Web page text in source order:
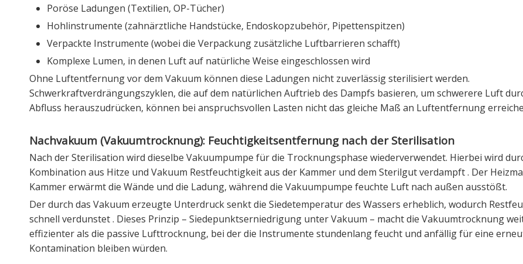
Poröse Ladungen (Textilien, OP-Tücher)
Hohlinstrumente (zahnärztliche Handstücke, Endoskopzubehör, Pipettenspitzen)
Verpackte Instrumente (wobei die Verpackung zusätzliche Luftbarrieren schafft)
Komplexe Lumen, in denen Luft auf natürliche Weise eingeschlossen wird
Ohne Luftentfernung vor dem Vakuum können diese Ladungen nicht zuverlässig sterilisiert werden.
Schwerkraftverdrängungszyklen, die auf dem natürlichen Auftrieb des Dampfs basieren, um schwerere Luft
Abfluss herauszudrücken, können bei anspruchsvollen Lasten nicht das gleiche Maß an Luftentfernung
Nachvakuum (Vakuumtrocknung): Feuchtigkeitsentfernung nach der Sterilisation
Nach der Sterilisation wird dieselbe Vakuumpumpe für die Trocknungsphase wiederverwendet. Hierbei wird
Kombination aus Hitze und Vakuum Restfeuchtigkeit aus der Kammer und dem Sterilgut verdampft. Der
Kammer erwärmt die Wände und die Ladung, während die Vakuumpumpe feuchte Luft nach außen ausstößt.
Der durch das Vakuum erzeugte Unterdruck senkt die Siedetemperatur des Wassers erheblich, wodurch
schnell verdunstet. Dieses Prinzip – Siedepunktserniedrigung unter Vakuum – macht die Vakuumtrocknung
effizienter als die passive Lufttrocknung, bei der die Instrumente stundenlang feucht und anfällig für eine
Kontamination bleiben würden.